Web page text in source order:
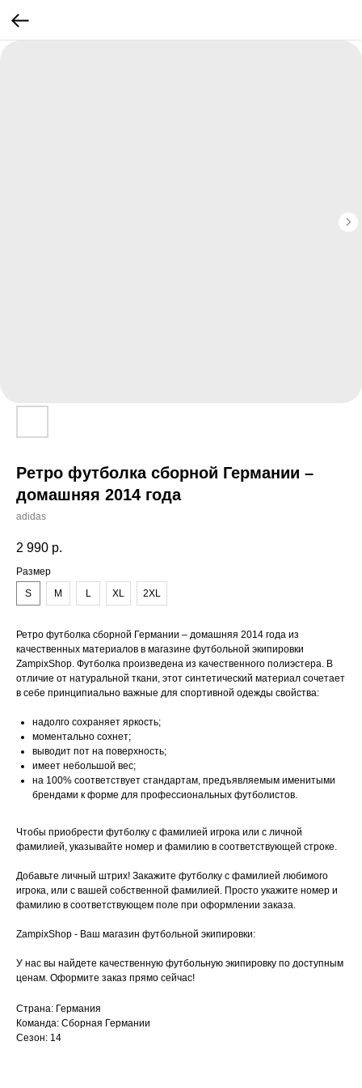
Ретро футболка сборной Германии –
домашняя 2014 года
adidas
2 990 р.
Размер
S
M L XL 2XL
Ретро футболка сборной Германии – домашняя 2014 года из
качественных материалов в магазине футбольной экипировки
ZampixShop. Футболка произведена из качественного полиэстера. В
отличие от натуральной ткани, этот синтетический материал сочетает
в себе принципиально важные для спортивной одежды свойства:
надолго сохраняет яркость;
моментально сохнет;
выводит пот на поверхность;
имеет небольшой вес;
на 100% соответствует стандартам, предъявляемым именитыми
брендами к форме для профессиональных футболистов.
Чтобы приобрести футболку с фамилией игрока или с личной
фамилией, указывайте номер и фамилию в соответствующей строке.
Добавьте личный штрих! Закажите футболку с фамилией любимого
игрока, или с вашей собственной фамилией. Просто укажите номер и
фамилию в соответствующем поле при оформлении заказа.
ZampixShop - Ваш магазин футбольной экипировки:
У нас вы найдете качественную футбольную экипировку по доступным
ценам. Оформите заказ прямо сейчас!
Страна: Германия
Команда: Сборная Германии
Сезон: 14